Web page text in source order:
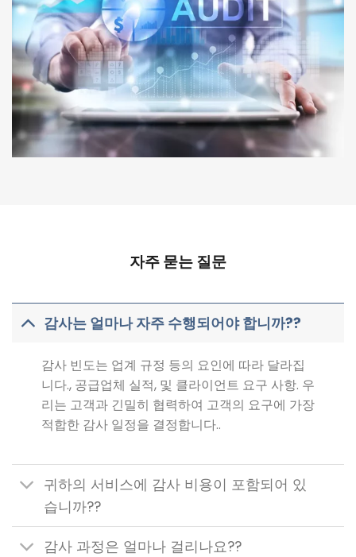
자주 묻는 질문
감사는 얼마나 자주 수행되어야 합니까??
감사 빈도는 업계 규정 등의 요인에 따라 달라집
니다., 공급업체 실적, 및 클라이언트 요구 사항. 우
리는 고객과 긴밀히 협력하여 고객의 요구에 가장
적합한 감사 일정을 결정합니다..
귀하의 서비스에 감사 비용이 포함되어 있
습니까??
감사 과정은 얼마나 걸리나요??